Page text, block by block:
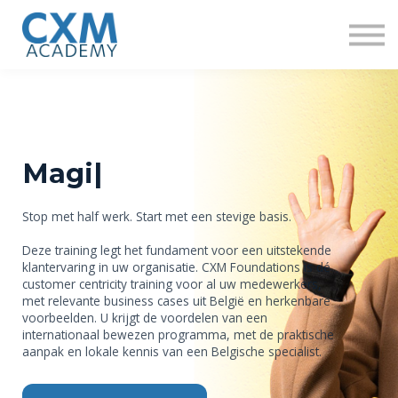
Magie
Stop met half werk. Start met een stevige basis.
Deze training legt het fundament voor een uitstekende
klantervaring in uw organisatie. CXM Foundations is dé
customer centricity training voor al uw medewerkers,
met relevante business cases uit België en herkenbare
voorbeelden. U krijgt de voordelen van een
internationaal bewezen programma, met de praktische
aanpak en lokale kennis van een Belgische specialist.